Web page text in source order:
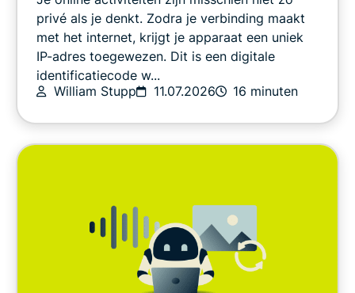
Online veiligheid
Overig
Privacynieuws
Tips en adviezen
privé als je denkt. Zodra je verbinding maakt
met het internet, krijgt je apparaat een uniek
IP-adres toegewezen. Dit is een digitale
identificatiecode w...
William Stupp
11.07.2026 16 minuten